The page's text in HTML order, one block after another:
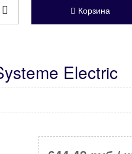
Корзина
Electric